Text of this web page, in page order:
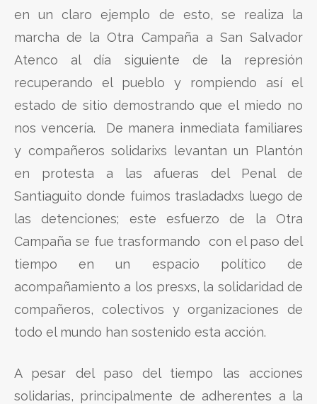
en un claro ejemplo de esto, se realiza la
marcha de la Otra Campaña a San Salvador
Atenco al día siguiente de la represión
recuperando el pueblo y rompiendo así el
estado de sitio demostrando que el miedo no
nos vencería. De manera inmediata familiares
y compañeros solidarixs levantan un Plantón
en protesta a las afueras del Penal de
Santiaguito donde fuimos trasladadxs luego de
las detenciones; este esfuerzo de la Otra
Campaña se fue trasformando con el paso del
tiempo en un espacio político de
acompañamiento a los presxs, la solidaridad de
compañeros, colectivos y organizaciones de
todo el mundo han sostenido esta acción.
A pesar del paso del tiempo las acciones
solidarias, principalmente de adherentes a la